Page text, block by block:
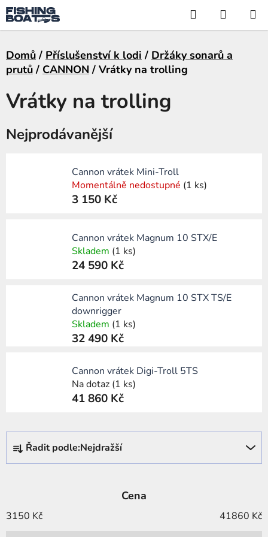
Přejít
na
obsah
Hledat
KOŠÍK
Domů / Příslušenství k lodi / Držáky sonarů a
prutů / CANNON / Vrátky na trolling
Vrátky na trolling
Nejprodávanější
Cannon vrátek Mini-Troll
Momentálně nedostupné (1 ks)
3 150 Kč
Cannon vrátek Magnum 10 STX/E
Skladem (1 ks)
24 590 Kč
Cannon vrátek Magnum 10 STX TS/E
downrigger
Skladem (1 ks)
32 490 Kč
Cannon vrátek Digi-Troll 5TS
Na dotaz (1 ks)
41 860 Kč
z
í
Řadit podle:Nejdražší
Cena
3150 Kč 41860 Kč